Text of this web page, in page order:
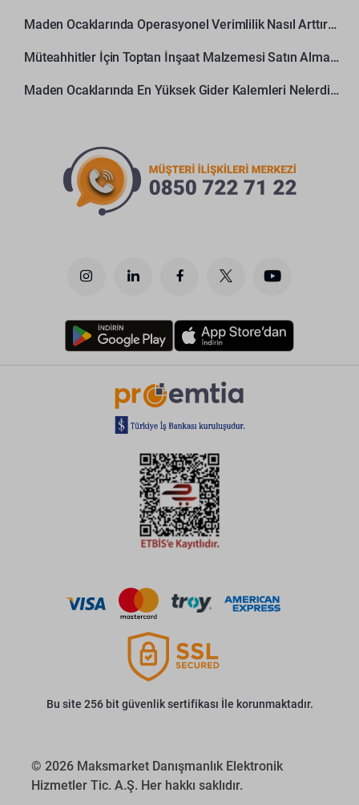
Maden Ocaklarında Operasyonel Verimlilik Nasıl Arttırılır?
Müteahhitler İçin Toptan İnşaat Malzemesi Satın Alma Rehberi
Maden Ocaklarında En Yüksek Gider Kalemleri Nelerdir?
Bu site 256 bit güvenlik sertifikası İle korunmaktadır.
© 2026 Maksmarket Danışmanlık Elektronik
Hizmetler Tic. A.Ş. Her hakkı saklıdır.